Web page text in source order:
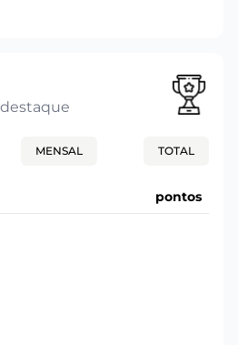
MENSAL TOTAL
pontos